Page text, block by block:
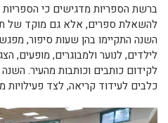
ברשת הספריות מדגישים כי הספריות
להשאלת ספרים, אלא גם מוקד של
השנה התקיימו בהן שעות סיפור,
לילדים, לנוער ולמבוגרים, מופעים,
לקידום כותבים וכותבות מהעיר.
כלבים לעידוד קריאה, לצד פעילויות